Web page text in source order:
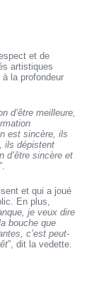
et de
artistiques
la profondeur
d’être meilleure,
est sincère, ils
ils dépistent
d’être sincère et
.”.
et qui a joué
En plus,
je veux dire
bouche que
c’est peut-
”, dit la vedette.